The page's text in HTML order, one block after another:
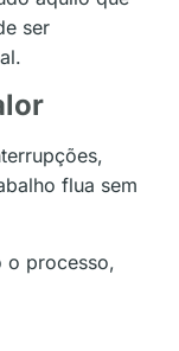
ser
flua sem
o processo,